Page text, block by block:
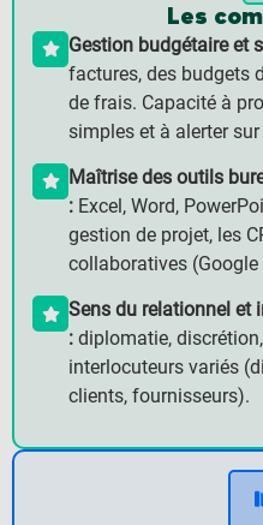
Les
Gestion budgétaire et
factures, des budgets
de frais. Capacité à
simples et à alerter
Maîtrise des outils
: Excel, Word,
gestion de projet, les
collaboratives
Sens du relationnel et
: diplomatie,
interlocuteurs variés
clients, fournisseurs).